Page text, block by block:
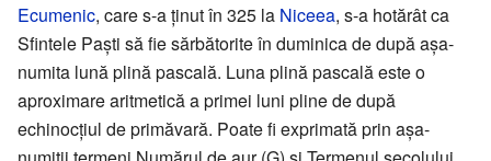
Ecumenic, care s-a ținut în 325 la Niceea, s-a hotărât ca
Sfintele Paști să fie sărbătorite în duminica de după așa-
numita lună plină pascală. Luna plină pascală este o
aproximare aritmetică a primei luni pline de după
echinocțiul de primăvară. Poate fi exprimată prin așa-